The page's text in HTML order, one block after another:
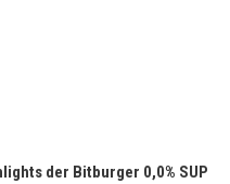
der Bitburger 0,0% SUP